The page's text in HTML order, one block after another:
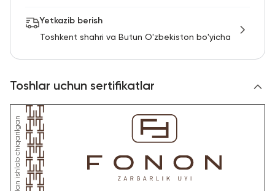
Yetkazib berish
Toshkent shahri va Butun O'zbekiston bo'yicha
Toshlar uchun sertifikatlar